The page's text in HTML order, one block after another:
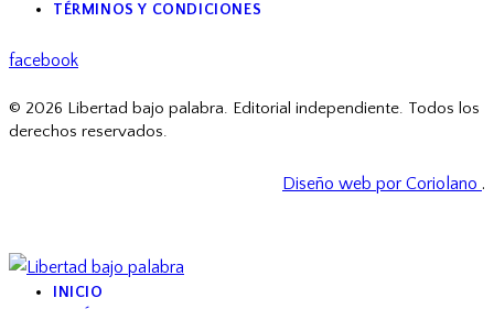
TÉRMINOS Y CONDICIONES
facebook
© 2026 Libertad bajo palabra. Editorial independiente. Todos los
derechos reservados.
Diseño web por Coriolano .
INICIO